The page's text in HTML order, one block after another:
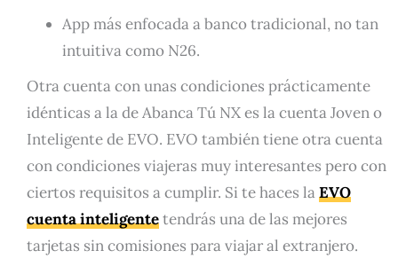
App más enfocada a banco tradicional, no tan
intuitiva como N26.
Otra cuenta con unas condiciones prácticamente
idénticas a la de Abanca Tú NX es la cuenta Joven o
Inteligente de EVO. EVO también tiene otra cuenta
con condiciones viajeras muy interesantes pero con
ciertos requisitos a cumplir. Si te haces laEVO
cuenta inteligentetendrás una de las mejores
tarjetas sin comisiones para viajar al extranjero.